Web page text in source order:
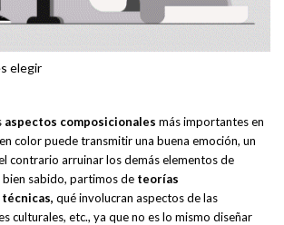
elegir
aspectos composicionales más importantes en
color puede transmitir una buena emoción, un
contrario arruinar los demás elementos de
bien sabido, partimos de teorías
qué involucran aspectos de las
culturales, etc., ya que no es lo mismo diseñar